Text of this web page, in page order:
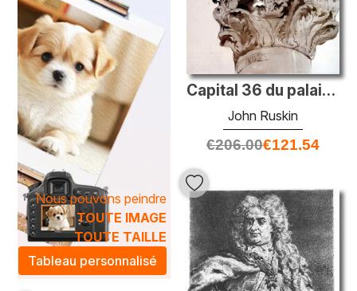
Nous pouvons peindre
TOUTE IMAGE
TOUTE TAILLE
Tableau personnalisé
Capital 36 du palais ducal
John Ruskin
€206.00€121.54